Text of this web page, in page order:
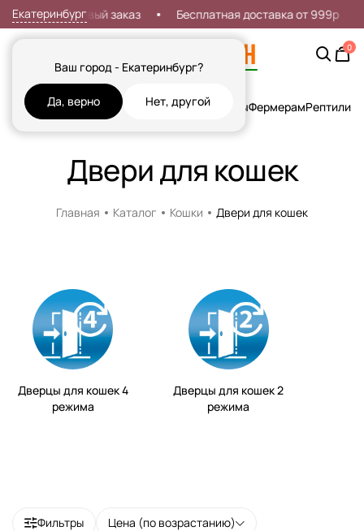
Екатеринбург
Ваш город - Екатеринбург?
Да, верно Нет, другой
7% на первый заказ Бесплатная доставка от 999р
0
Кошки СобакиРыбы Грызуны и Хорьки ПтицыФермерамРептилии
Двери для кошек
Главная Каталог Кошки Двери для кошек
Дверцы для кошек 4
режима
Дверцы для кошек 2
режима
Фильтры Цена (по возрастанию)